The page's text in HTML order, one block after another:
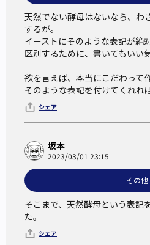
を利用し、いかにも身体に良い
然酵母パン」が市場に出て、消
した大手製パンメーカーをはじ
界では、まずはイーストについ
表示の「イースト」を「パン酵
イーストが危険なように勘違い
で窒素とリンが培地に使われる
には栄養源として糖蜜が用いら
養されるが、そのとき窒素やリ
吸収されたそれらは酵母の細胞
吸収されなかった分は洗浄除去
は、イーストを危険視するのは
同研究所はまた、イースト製品
所や採取者名を酵母名に使用し
天然でない酵母はないなら、わ
するが。
イーストにそのような表記が絶
区別するために、書いてもいい
欲を言えば、本当にこだわって
そのような表記を付けてくれれ
シェア
坂本
2023/03/01 23:15
その他
そこまで、天然酵母という表記
た。
シェア